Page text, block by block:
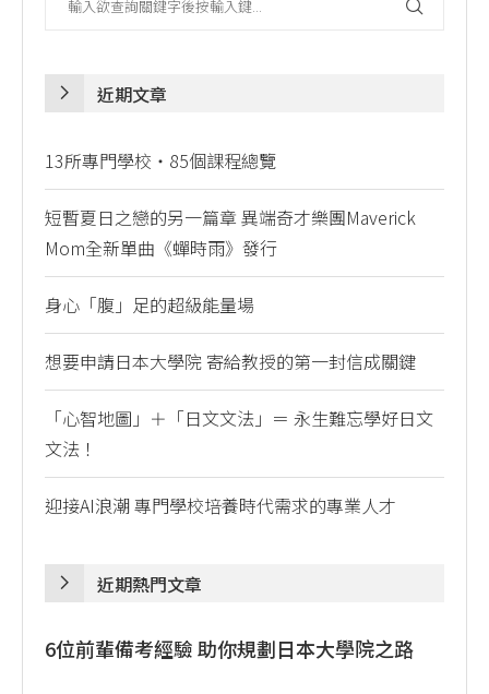
近期文章
13所專門學校・85個課程總覽
短暫夏日之戀的另一篇章 異端奇才樂團Maverick
Mom全新單曲《蟬時雨》發行
身心「腹」足的超級能量場
想要申請日本大學院 寄給教授的第一封信成關鍵
「心智地圖」＋「日文文法」＝ 永生難忘學好日文
文法！
迎接AI浪潮 專門學校培養時代需求的專業人才
近期熱門文章
6位前輩備考經驗 助你規劃日本大學院之路